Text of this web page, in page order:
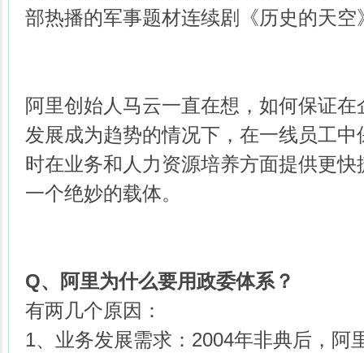
部热播的军事题材连续剧《历史的天空
阿里创始人马云一直在想，如何保证
发展成为趋势的情况下，在一线员工
时在业务和人力资源培养方面提供更
一个绝妙的载体。
Q、
阿里为什么要用政委体系？
有两几个原因：
1、业务发展需求：2004年非典后，阿